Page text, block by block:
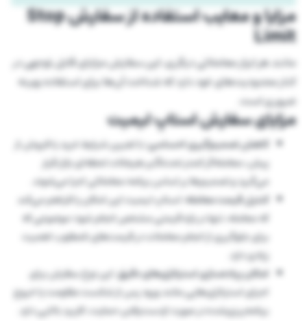
مزایا و معایب استفاده از سفارش Stop
Limit
مانند هر ابزار معاملاتی دیگری، این سفارش مزایای قابل٬توجهی در
کنار محدودیت‌های خود دارد که شناخت آن‌ها برای استفاده بهینه
ضروری است.
مزایای سفارش استاپ لیمیت
کاهش تصمیم‌گیری احساسی:با تعیین شرایط خرید یا فروش از
پیش، معامله‌گر کمتر تحت‌تأثیر هیجانات لحظه‌ای بازار قرار
می‌گیرد و تصمیم‌ها بر اساس برنامه معاملاتی اجرا می‌شوند.
کنترل قیمت معامله: استاپ لیمیت این امکان را فراهم می‌کند
که معامله، تنها در بازه قیمتی مشخص انجام شود؛ موضوعی که
برای جلوگیری از انجام معاملات در قیمت‌های نامطلوب اهمیت
زیادی دارد.
امکان پیاده‌سازی استراتژی‌های دقیق: این نوع سفارش برای
اجرای استراتژی‌هایی مانند ورود پس از شکست مقاومت یا خروج
برنامه‌ریزی‌شده در صورت ازدست‌رفتن حمایت، کاربرد بالایی دارد.